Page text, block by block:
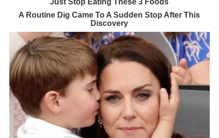
Just Stop Eating These 3 Foods
A Routine Dig Came To A Sudden Stop After This
Discovery